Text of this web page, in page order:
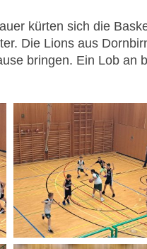
kürten sich die
Die Lions aus
bringen. Ein Lob an